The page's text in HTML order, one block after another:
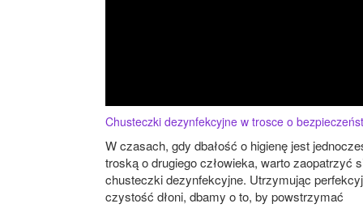
Chusteczki dezynfekcyjne w trosce o
W czasach, gdy dbałość o higienę jest
troską o drugiego człowieka, warto zaopatrzyć
chusteczki dezynfekcyjne. Utrzymując
czystość dłoni, dbamy o to, by powstrzymać